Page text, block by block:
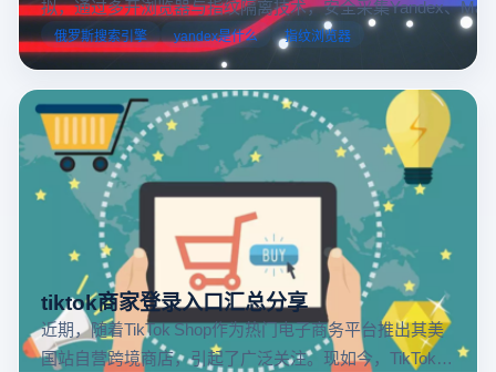
拟，通过多开浏览器与指纹隔离技术，安全采集Yandex、
跨境电商本土化运营。
俄罗斯搜索引擎 yandex是什么 指纹浏览器
tiktok商家登录入口汇总分享
近期，随着TikTok Shop作为热门电子商务平台推出其美
国站自营跨境商店，引起了广泛关注。现如今，TikTok商